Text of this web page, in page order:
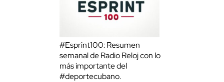
#Esprint100: Resumen
semanal de Radio Reloj con lo
más importante del
#deportecubano.